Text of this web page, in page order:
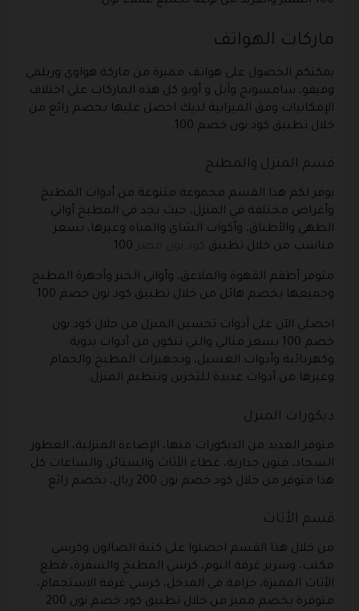
ماركات الهواتف
يمكنكم الحصول على هواتف مميزة من ماركة هواوي وريلمي
وفيفو، سامسونج وآبل و أوبو كل هذه الماركات على اختلاف
الإمكانيات وفق الميزانية لديك احصل عليها بخصم رائع من
خلال تطبيق كود نون خصم 100.
قسم المنزل والمطبخ
يوفر لكم هذا القسم مجموعة متنوعة من أدوات المطبخ
وأغراض مختلفة في المنزل، حيث تجد في المطبخ أواني
الطهي والأطباق، وأكواب الشاي والمياه وغيرها، بسعر
مناسب من خلال تطبيق كود نون مصر
متوفر أطقم القهوة والملاعق، وأواني الخبز وأجهزة المطبخ
وجميعها بخصم هائل من خلال تطبيق كود نون خصم 100
احصلي الآن على أدوات تحسين المنزل من خلال كود نون
خصم 100 بسعر مثالي والتي تتكون من أدوات يدوية
وكهربائية وأدوات الغسيل، وتجهيزات المطبخ والحمام
وغيرها من أدوات عديدة للتخزين وتنظيم المنزل.
ديكورات المنزل
متوفر العديد من الديكورات منها، الإضاءة المنزلية، العطور
السجاد، فنون جدارية، غطاء الأثاث والستائر، والساعات كل
هذا متوفر من خلال كود خصم نون 200 ريال، بخصم رائع.
قسم الأثاث
من خلال هذا القسم احصلوا على كنبة الصالون وكرسي
مكتب، وسرير غرفة النوم، كرسي المطبخ والسفرة، قطع
الأثاث المميزة، جزامة في المدخل، كرسي غرفة الاستجمام،
متوفرة بخصم مميز من خلال تطبيق كود خصم نون 200